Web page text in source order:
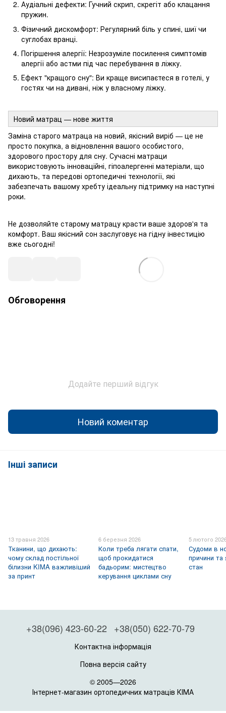
Аудіальні дефекти: Гучний скрип, скрегіт або клацання
пружин.
Фізичний дискомфорт: Регулярний біль у спині, шиї чи
суглобах вранці.
Погіршення алергії: Незрозуміле посилення симптомів
алергії або астми під час перебування в ліжку.
Ефект "кращого сну": Ви краще висипаєтеся в готелі, у
гостях чи на дивані, ніж у власному ліжку.
Новий матрац — нове життя
Заміна старого матраца на новий, якісний виріб — це не
просто покупка, а відновлення вашого особистого,
здорового простору для сну. Сучасні матраци
використовують інноваційні, гіпоалергенні матеріали, що
дихають, та передові ортопедичні технології, які
забезпечать вашому хребту ідеальну підтримку на наступні
роки.
Не дозволяйте старому матрацу красти ваше здоров'я та
комфорт. Ваш якісний сон заслуговує на гідну інвестицію
вже сьогодні!
Обговорення
Додайте перший відгук
Новий коментар
Інші записи
13 травня 2026
Тканини, що дихають:
чому склад постільної
білизни KIMA важливіший
за принт
6 березня 2026
Коли треба лягати спати,
щоб прокидатися
бадьорим: мистецтво
керування циклами сну
5 лютого
Судоми в
причини
стан
+38(096) 423-60-22 +38(050) 622-70-79
Контактна інформація
Повна версія сайту
© 2005—2026
Інтернет-магазин ортопедичних матраців КІМА